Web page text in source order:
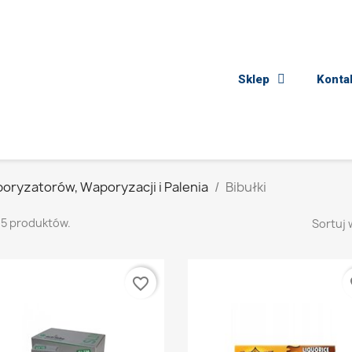
Sklep
Waporyzacji i Palenia Bibułki
produktów. Sortuj
favorite_border